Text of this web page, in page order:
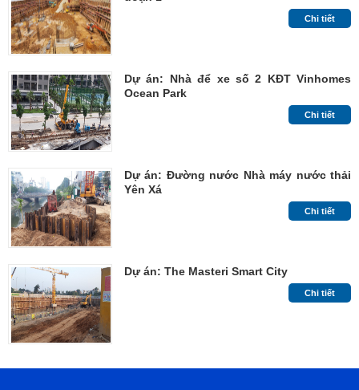
Chi tiết
Dự án: Nhà để xe số 2 KĐT Vinhomes
Ocean Park
Chi tiết
Dự án: Đường nước Nhà máy nước thải
Yên Xá
Chi tiết
Dự án: The Masteri Smart City
Chi tiết